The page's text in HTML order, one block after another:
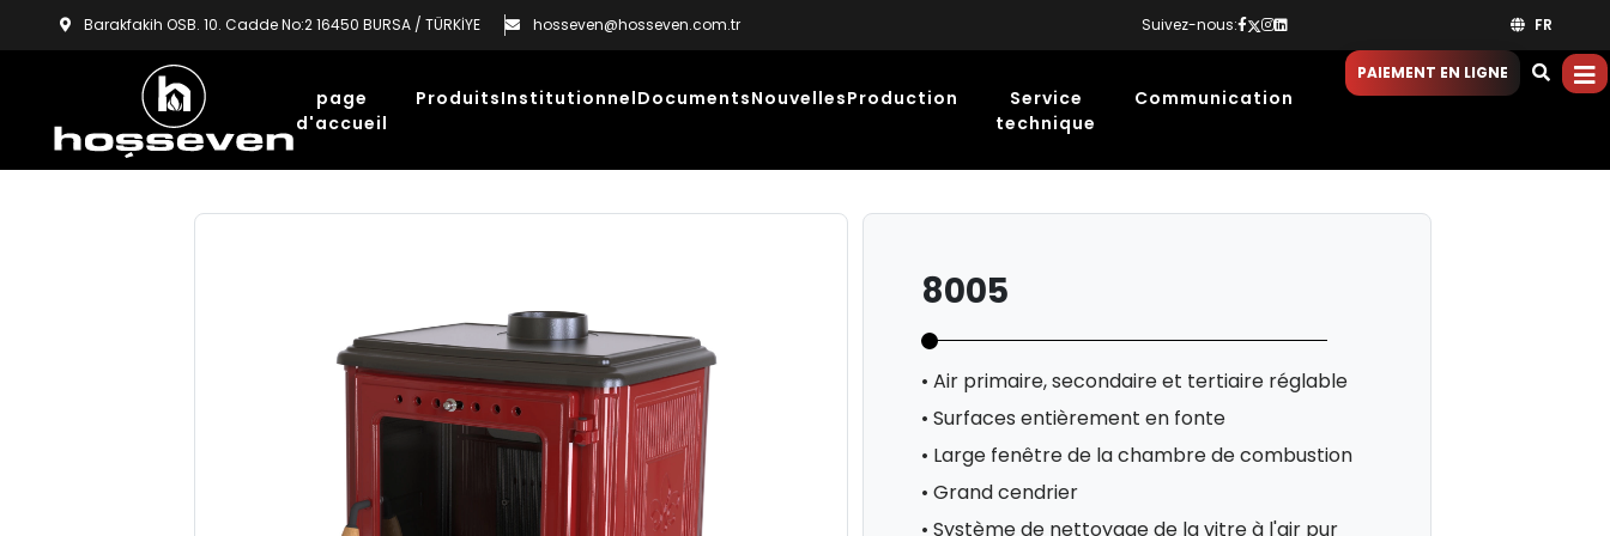
Barakfakih OSB. 10. Cadde No:2 16450 BURSA / TÜRKİYE hosseven@hosseven.com.tr Suivez-nous: FR
page
d'accueil
ProduitsInstitutionnelDocumentsNouvellesProduction
Service
technique
Communication
PAIEMENT EN LIGNE
8005
• Air primaire, secondaire et tertiaire réglable
• Surfaces entièrement en fonte
• Large fenêtre de la chambre de combustion
• Grand cendrier
• Système de nettoyage de la vitre à l'air pur